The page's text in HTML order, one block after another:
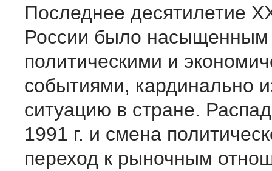
Последнее десятилетие
России было насыщенным
политическими и
событиями, кардинально
ситуацию в стране.
1991 г. и смена
переход к рыночным